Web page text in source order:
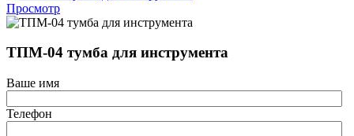
Просмотр
ТПМ-04 тумба для инструмента
Ваше имя
Телефон